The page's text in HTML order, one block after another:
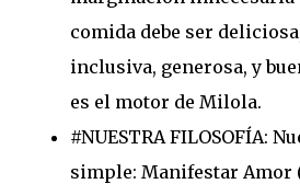
comida debe ser
inclusiva, generosa, y
es el motor de Milola.
#NUESTRA FILOSOFÍA:
simple: Manifestar Amor